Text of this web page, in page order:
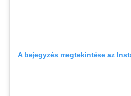
A bejegyzés megtekintése az